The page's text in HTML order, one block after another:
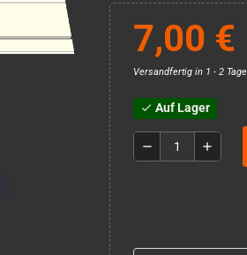
7,00 €
Versandfertig in 1 - 2
check Auf Lager
remove add